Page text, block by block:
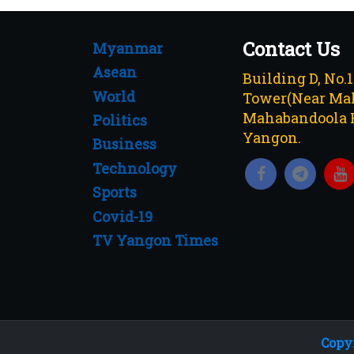
Myanmar
Asean
World
Politics
Business
Technology
Sports
Covid-19
TV Yangon Times
Contact Us
Building D,
Tower(Near
Mahabandoola
Yangon.